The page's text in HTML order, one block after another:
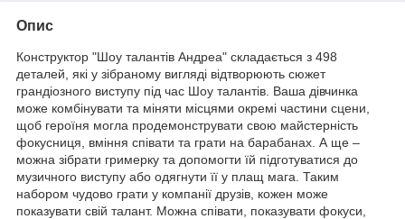
Опис
Конструктор "Шоу талантів Андреа" складається з 498
деталей, які у зібраному вигляді відтворюють сюжет
грандіозного виступу під час Шоу талантів. Ваша дівчинка
може комбінувати та міняти місцями окремі частини сцени,
щоб героїня могла продемонструвати свою майстерність
фокусниця, вміння співати та грати на барабанах. А ще –
можна зібрати гримерку та допомогти їй підготуватися до
музичного виступу або одягнути її у плащ мага. Таким
набором чудово грати у компанії друзів, кожен може
показувати свій талант. Можна співати, показувати фокуси,